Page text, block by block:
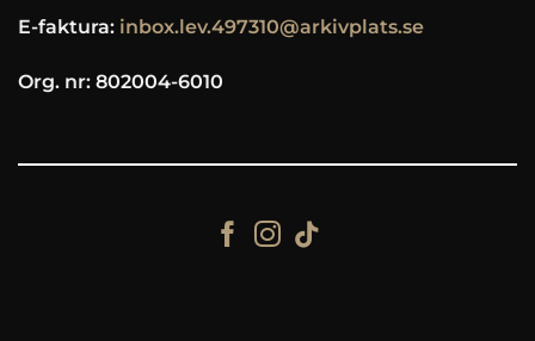
E-faktura: inbox.lev.497310@arkivplats.se
Org. nr: 802004-6010